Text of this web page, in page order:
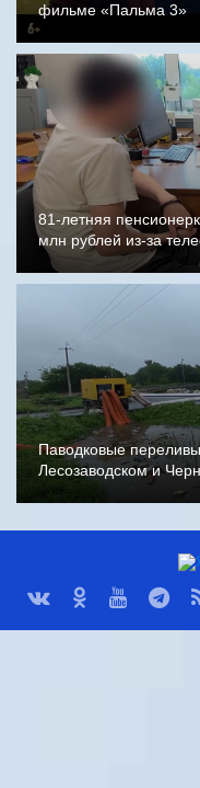
фильме «Пальма 3»
81-летняя
млн рублей из-за
Паводковые
Лесозаводском и